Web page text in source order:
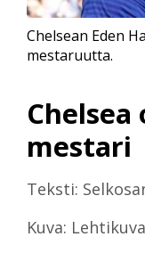
mestari
Teksti:
Kuva: Lehtikuva
Chelsean Eden
mestaruutta.